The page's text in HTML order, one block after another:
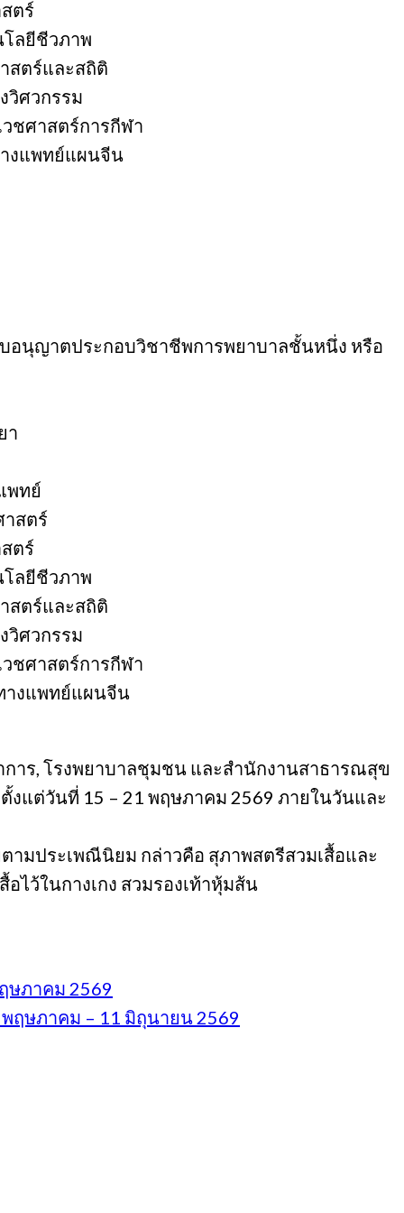
ตร์
ลยีชีวภาพ
สตร์และสถิติ
วิศวกรรม
ชศาสตร์การกีฬา
งแพทย์แผนจีน
อนุญาตประกอบวิชาชีพการพยาบาลชั้นหนึ่ง หรือ
า
พทย์
สตร์
ตร์
ลยีชีวภาพ
สตร์และสถิติ
วิศวกรรม
ชศาสตร์การกีฬา
างแพทย์แผนจีน
าร, โรงพยาบาลชุมชน และสำนักงานสาธารณสุข
แต่วันที่ 15 – 21 พฤษภาคม 2569 ภายในวันและ
ตามประเพณีนิยม กล่าวคือ สุภาพสตรีสวมเสื้อและ
ไว้ในกางเกง สวมรองเท้าหุ้มส้น
ษภาคม 2569
ฤษภาคม – 11 มิถุนายน 2569